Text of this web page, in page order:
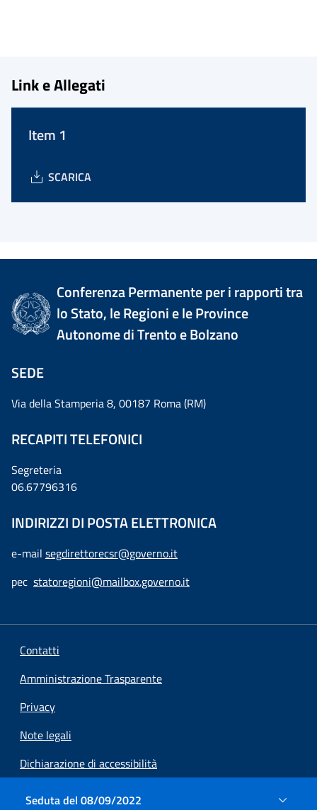
Seduta del 08/09/2022
Link e Allegati
Item 1
SCARICA
Conferenza Permanente per i rapporti tra
lo Stato, le Regioni e le Province
Autonome di Trento e Bolzano
SEDE
Via della Stamperia 8, 00187 Roma (RM)
RECAPITI TELEFONICI
Segreteria
06.67796316
INDIRIZZI DI POSTA ELETTRONICA
e-mail segdirettorecsr@governo.it
pec statoregioni@mailbox.governo.it
Contatti
Amministrazione Trasparente
Privacy
Note legali
Dichiarazione di accessibilità
Preferenze cookie